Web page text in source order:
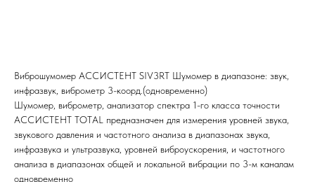
Виброшумомер АССИСТЕНТ SIV3RT Шумомер в диапазоне: звук,
инфразвук, виброметр 3-коорд.(одновременно)
Шумомер, виброметр, анализатор спектра 1-го класса точности
АССИСТЕНТ TOTAL предназначен для измерения уровней звука,
звукового давления и частотного анализа в диапазонах звука,
инфразвука и ультразвука, уровней виброускорения, и частотного
анализа в диапазонах общей и локальной вибрации по 3-м каналам
одновременно